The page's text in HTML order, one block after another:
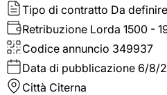
Tipo di contratto Da
Retribuzione Lorda 1500 -
Codice annuncio 349937
Data di pubblicazione 6/8/
Città Citerna